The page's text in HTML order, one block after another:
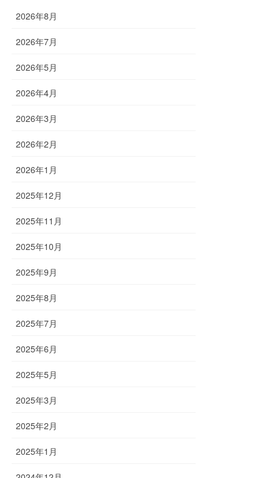
2026年8月
2026年7月
2026年5月
2026年4月
2026年3月
2026年2月
2026年1月
2025年12月
2025年11月
2025年10月
2025年9月
2025年8月
2025年7月
2025年6月
2025年5月
2025年3月
2025年2月
2025年1月